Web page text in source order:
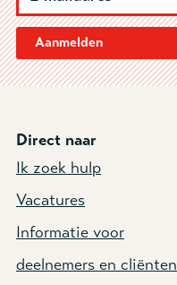
Aanmelden
Direct naar
Ik zoek hulp
Vacatures
Informatie voor
deelnemers en cliënten